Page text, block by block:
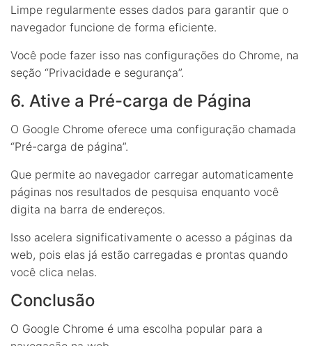
Limpe regularmente esses dados para garantir que o
navegador funcione de forma eficiente.
Você pode fazer isso nas configurações do Chrome, na
seção “Privacidade e segurança”.
6. Ative a Pré-carga de Página
O Google Chrome oferece uma configuração chamada
“Pré-carga de página”.
Que permite ao navegador carregar automaticamente
páginas nos resultados de pesquisa enquanto você
digita na barra de endereços.
Isso acelera significativamente o acesso a páginas da
web, pois elas já estão carregadas e prontas quando
você clica nelas.
Conclusão
O Google Chrome é uma escolha popular para a